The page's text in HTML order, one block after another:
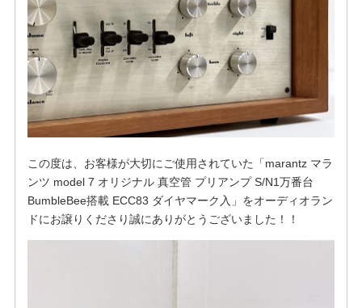
この度は、お客様が大切にご使用されていた「marantz マラ
ンツ model 7 オリジナル 真空管 プリアンプ S/N1万番台
BumbleBee搭載 ECC83 ダイヤマーク入」をオーディオラン
ドにお譲りくださり誠にありがとうございました！！